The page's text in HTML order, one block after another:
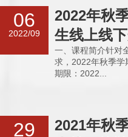
06
2022/09
2022年秋
生线上线
一、课程简介针对
求，2022年秋季学
期限：2022...
29
​2021年秋